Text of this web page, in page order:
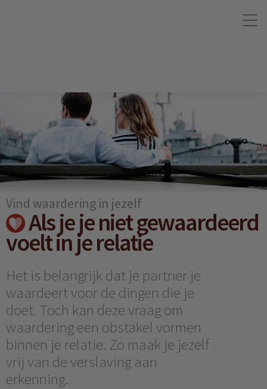
Vind waardering in jezelf
Als je je niet gewaardeerd
voelt in je relatie
Het is belangrijk dat je partner je
waardeert voor de dingen die je
doet. Toch kan deze vraag om
waardering een obstakel vormen
binnen je relatie. Zo maak je jezelf
vrij van de verslaving aan
erkenning.